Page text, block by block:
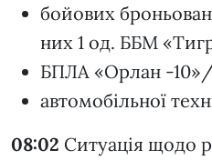
бойових
них 1 од. ББМ
БПЛА «Орлан -
автомобільної
08:02 Ситуація щодо